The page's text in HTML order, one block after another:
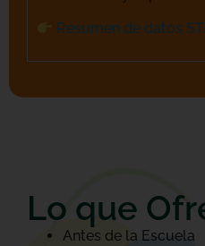
Resumen de datos
Lo que
Antes de la Escuela